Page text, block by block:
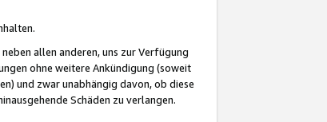
allen anderen, uns zur Verfügung
ohne weitere Ankündigung (soweit
und zwar unabhängig davon, ob diese
Schäden zu verlangen.